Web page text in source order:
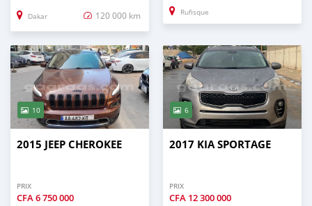
Dakar 120 000 km Rufisque
10
2015 JEEP CHEROKEE
PRIX
CFA6 750 000
6
2017 KIA SPORTAGE
PRIX
CFA 12 300 000